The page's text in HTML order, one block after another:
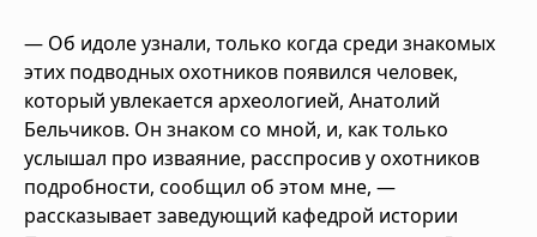
— Об идоле узнали, только когда среди знакомых
этих подводных охотников появился человек,
который увлекается археологией, Анатолий
Бельчиков. Он знаком со мной, и, как только
услышал про изваяние, расспросив у охотников
подробности, сообщил об этом мне, —
рассказывает заведующий кафедрой истории